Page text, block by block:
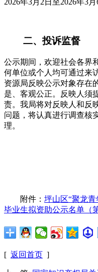
2026年3月2日至2026年3
二、投诉监督
公示期间，欢迎社会各界
何单位或个人均可通过来
资源局反映公示对象存在
是、客观公正。反映人须
责。我局将对反映人和反
问题，将认真进行调查核
理。
附件： 坪山区“聚龙
毕业生拟资助公示名单（
[ 返回首页 ]